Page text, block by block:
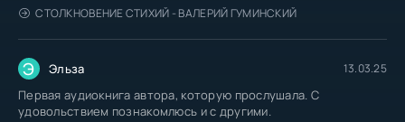
СТОЛКНОВЕНИЕ СТИХИЙ - ВАЛЕРИЙ ГУМИНСКИЙ
Э Эльза 13.03.25
Первая аудиокнига автора, которую прослушала. С
удовольствием познакомлюсь и с другими.